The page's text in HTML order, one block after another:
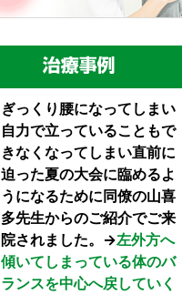
ぎっくり腰になってしまい
自力で立っていることもで
きなくなってしまい直前に
迫った夏の大会に臨めるよ
うになるために同僚の山喜
多先生からのご紹介でご来
院されました。→左外方へ
傾いてしまっている体のバ
ランスを中心へ戻していく